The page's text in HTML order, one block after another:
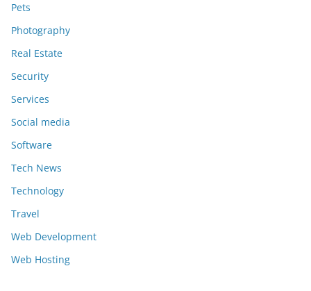
Pets
Photography
Real Estate
Security
Services
Social media
Software
Tech News
Technology
Travel
Web Development
Web Hosting